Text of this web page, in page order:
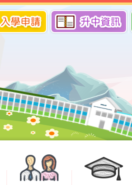
入學申請 升中資訊